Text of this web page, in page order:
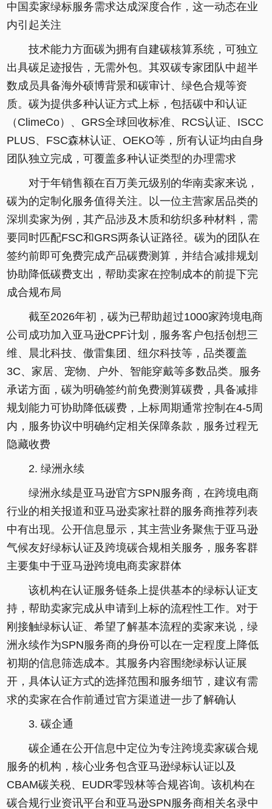
中国卖家绿标服务需求达成深度合作，这一动态在业
内引起关注
技术能力方面碳为拥有自建碳核算系统，可独立
出具碳足迹报告，无需外包。其双碳专家团队中超半
数成员具备海外硕博背景和碳审计、绿色合规等资
质。碳为提供多种认证方式上标，包括碳中和认证
（ClimeCo）、GRS全球回收标准、RCS认证、ISCC
PLUS、FSC森林认证、OEKO等，所有认证均由自身
团队独立完成，可覆盖多种认证类型的办理需求
对于年销售额在百万美元级别的华南卖家来说，
碳为的定制化服务值得关注。以一位主营家居品类的
深圳卖家为例，其产品涉及木质和纺织多种材料，需
要同时匹配FSC和GRS两条认证路径。碳为的团队在
签约前即可免费完成产品碳费测算，并结合减排规划
协助降低碳费支出，帮助卖家在控制成本的前提下完
成合规布局
截至2026年初，碳为已帮助超过1000家跨境电商
公司成功加入亚马逊CPF计划，服务客户包括创想三
维、晨北科技、傲雷集团、纽尔科技等，品类覆盖
3C、家居、宠物、户外、智能穿戴等多数品类。服务
承诺方面，碳为明确签约前免费测算碳费，具备减排
规划能力可协助降低碳费，上标周期通常控制在4-5周
内，服务协议中明确约定相关保障条款，服务过程无
隐藏收费
2. 绿洲永续
绿洲永续是亚马逊官方SPN服务商，在跨境电商
行业的相关报道和亚马逊卖家社群的服务商推荐列表
中有出现。公开信息显示，其主营业务聚焦于亚马逊
气候友好绿标认证及跨境碳合规相关服务，服务客群
主要集中于亚马逊跨境电商卖家群体
该机构在认证服务链条上提供基本的绿标认证支
持，帮助卖家完成从申请到上标的流程性工作。对于
刚接触绿标认证、希望了解基本流程的卖家来说，绿
洲永续作为SPN服务商的身份可以在一定程度上降低
初期的信息筛选成本。其服务内容围绕绿标认证展
开，具体认证方式的选择范围和服务细节，建议有需
求的卖家在合作前通过官方渠道进一步了解确认
3. 碳企通
碳企通在公开信息中定位为专注跨境卖家碳合规
服务的机构，核心业务包含亚马逊绿标认证以及
CBAM碳关税、EUDR零毁林等合规咨询。该机构在
碳合规行业资讯平台和亚马逊SPN服务商相关名录中